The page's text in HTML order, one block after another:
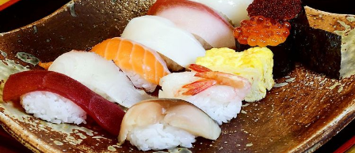
SitakkeTV
LOCAL ローカルエリア
all